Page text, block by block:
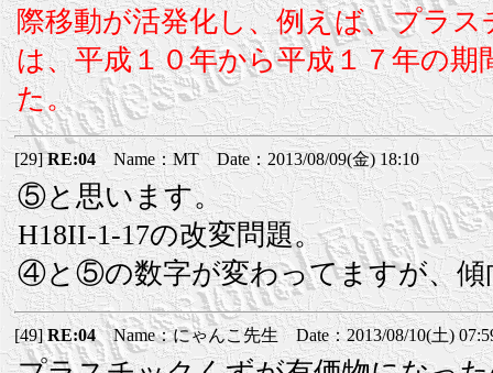
際移動が活発化し、例えば、プラ
は、平成１０年から平成１７年の期
た。
[29]RE:04Name：MT Date：2013/08/09(金) 18:10
⑤と思います。
H18II-1-17の改変問題。
④と⑤の数字が変わってますが、傾
[49]RE:04Name：にゃんこ先生 Date：2013/08/10(土)